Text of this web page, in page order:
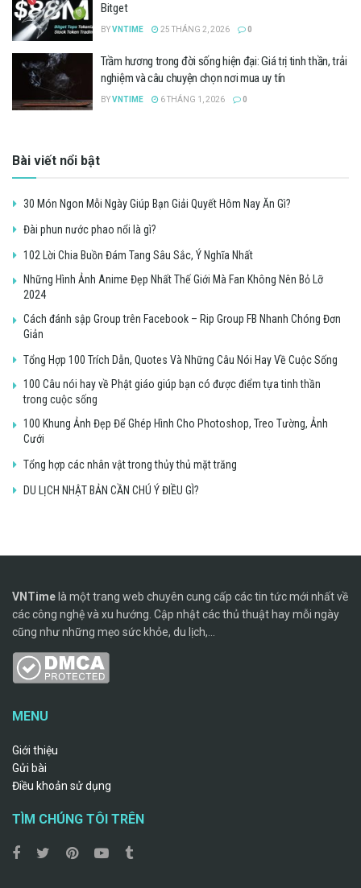
Bitget
BYVNTIME 25 THÁNG 2, 2026 0
Trầm hương trong đời sống hiện đại: Giá trị tinh thần, trải
nghiệm và câu chuyện chọn nơi mua uy tín
BYVNTIME 6 THÁNG 1, 2026 0
Bài viết nổi bật
30 Món Ngon Mỗi Ngày Giúp Bạn Giải Quyết Hôm Nay Ăn Gì?
Đài phun nước phao nổi là gì?
102 Lời Chia Buồn Đám Tang Sâu Sắc, Ý Nghĩa Nhất
Những Hình Ảnh Anime Đẹp Nhất Thế Giới Mà Fan Không Nên Bỏ Lỡ
2024
Cách đánh sập Group trên Facebook – Rip Group FB Nhanh Chóng Đơn
Giản
Tổng Hợp 100 Trích Dẫn, Quotes Và Những Câu Nói Hay Về Cuộc Sống
100 Câu nói hay về Phật giáo giúp bạn có được điểm tựa tinh thần
trong cuộc sống
100 Khung Ảnh Đẹp Để Ghép Hình Cho Photoshop, Treo Tường, Ảnh
Cưới
Tổng hợp các nhân vật trong thủy thủ mặt trăng
DU LỊCH NHẬT BẢN CẦN CHÚ Ý ĐIỀU GÌ?
VNTime là một trang web chuyên cung cấp các tin tức mới nhất về
các công nghệ và xu hướng. Cập nhật các thủ thuật hay mỗi ngày
cũng như những mẹo sức khỏe, du lịch,...
MENU
Giới thiệu
Gửi bài
Điều khoản sử dụng
TÌM CHÚNG TÔI TRÊN